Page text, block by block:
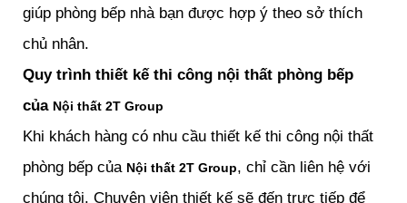
giúp phòng bếp nhà bạn được hợp ý theo sở thích
chủ nhân.
Quy trình thiết kế thi công nội thất phòng bếp
của Nội thất 2T Group
Khi khách hàng có nhu cầu thiết kế thi công nội thất
phòng bếp của Nội thất 2T Group, chỉ cần liên hệ với
chúng tôi. Chuyên viên thiết kế sẽ đến trực tiếp để